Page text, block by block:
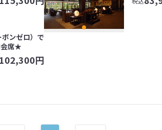
ンゼロ）で
席★
102,300円